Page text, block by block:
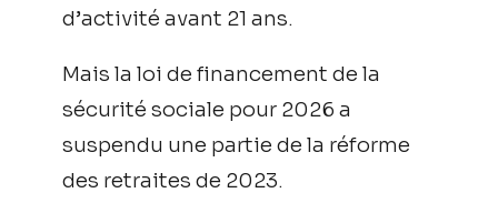
d’activité avant 21 ans.
Mais la loi de financement de la
sécurité sociale pour 2026 a
suspendu une partie de la réforme
des retraites de 2023.